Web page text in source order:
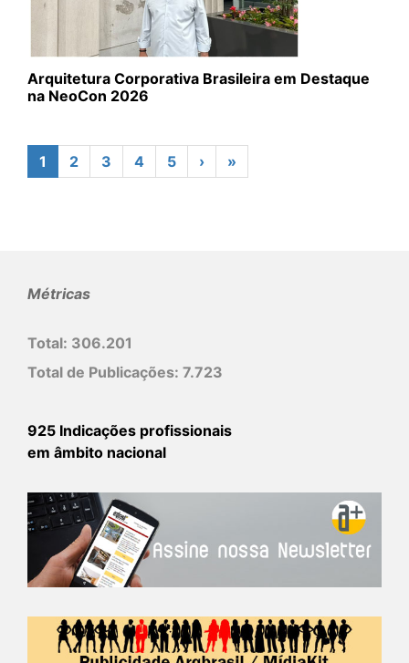
Arquitetura Corporativa Brasileira em Destaque
na NeoCon 2026
1 2 3 4 5 › »
Métricas
Total: 306.201
Total de Publicações: 7.723
925 Indicações profissionais
em âmbito nacional